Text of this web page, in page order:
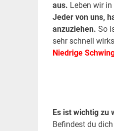
aus. Leben wir
Jeder von uns,
anzuziehen. So
sehr schnell
Niedrige
Es ist wichtig zu
Befindest du